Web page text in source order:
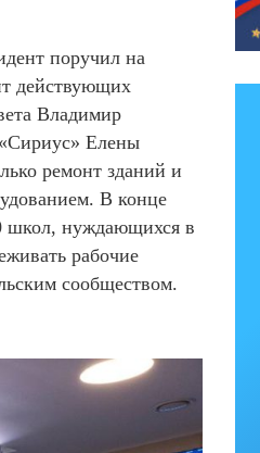
поручил на
действующих
Владимир
Елены
ремонт зданий и
В конце
школ, нуждающихся в
рабочие
сообществом.